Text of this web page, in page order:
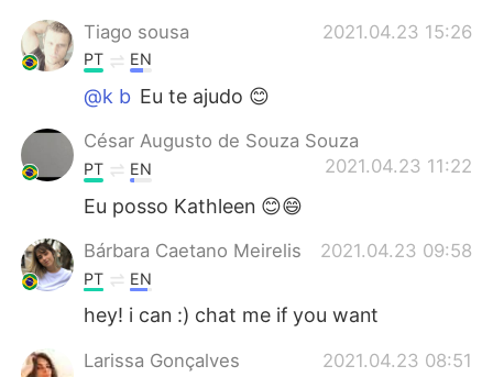
Türkçe
Português
Tiago sousa 2021.04.23 15:26
PT EN
@k b Eu te ajudo 😊
César Augusto de Souza Souza
2021.04.23 11:22
PT EN
Eu posso Kathleen 😊😄
Bárbara Caetano Meirelis 2021.04.23 09:58
PT EN
hey! i can :) chat me if you want
Larissa Gonçalves 2021.04.23 08:51